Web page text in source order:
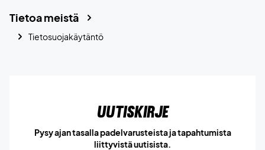
Tietoa meistä
Tietosuojakäytäntö
Uutiskirje
Pysy ajan tasalla padelvarusteista ja tapahtumista
liittyvistä uutisista.